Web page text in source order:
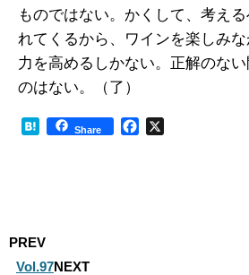
ものではない。かくして、考え
れてくるから、ワインを楽しみ
力を高めるしかない。正解のな
のはない。（了）
Share
PREV
Vol.97NEXT